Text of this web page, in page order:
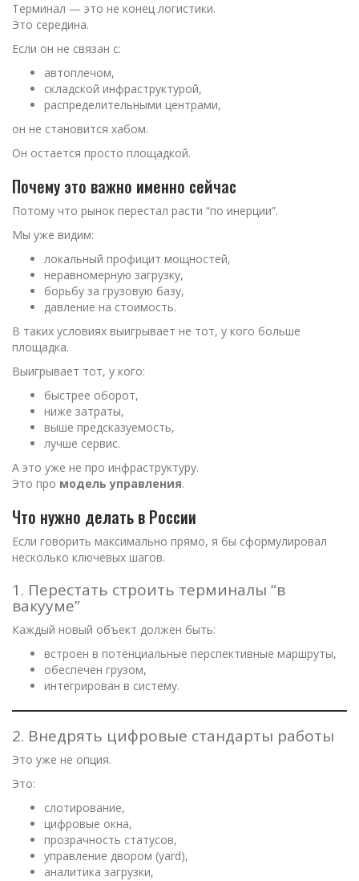
Терминал — это не конец логистики.
Это середина.
Если он не связан с:
автоплечом,
складской инфраструктурой,
распределительными центрами,
он не становится хабом.
Он остается просто площадкой.
Почему это важно именно сейчас
Потому что рынок перестал расти “по инерции”.
Мы уже видим:
локальный профицит мощностей,
неравномерную загрузку,
борьбу за грузовую базу,
давление на стоимость.
В таких условиях выигрывает не тот, у кого больше
площадка.
Выигрывает тот, у кого:
быстрее оборот,
ниже затраты,
выше предсказуемость,
лучше сервис.
А это уже не про инфраструктуру.
Это про модель управления.
Что нужно делать в России
Если говорить максимально прямо, я бы сформулировал
несколько ключевых шагов.
1. Перестать строить терминалы “в
вакууме”
Каждый новый объект должен быть:
встроен в потенциальные перспективные маршруты,
обеспечен грузом,
интегрирован в систему.
2. Внедрять цифровые стандарты работы
Это уже не опция.
Это:
слотирование,
цифровые окна,
прозрачность статусов,
управление двором (yard),
аналитика загрузки,